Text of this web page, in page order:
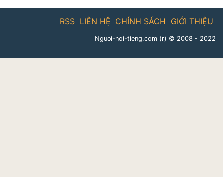
GIỚI THIỆU
CHÍNH SÁCH
LIÊN HỆ
RSS
Nguoi-noi-tieng.com (r) © 2008 - 2022